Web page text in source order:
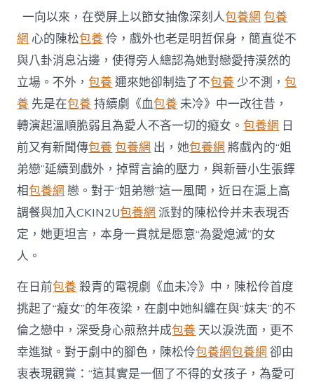
姐
弟
戀
風
聞
戲
內
戲
外
皆
“為
愛
熄
滅”〉
中
一向以來，在熒屏上以節女抽像深刻人包養網 包養
網 心的陳松包養 伶，戲外也老是明哲保身，簡直從不
與八卦消息沾邊，使得旁人總認為她對戀愛持漠然的
立場。不外，包養 邇來她卻制造了不包養 少不測，包
養 先是在包養 持續劇《血包養 未冷》中一改往昔，
轉演起溫順脆弱且為愛人不吝一切的癡女。包養網 日
前又有新聞傳包養 包養網 出，她包養網 將戲內的“姐
弟戀”延續到戲外，掉臂言論的壓力，與新晉小生張鐸
相包養網 戀。對于“姐弟戀”這一風聞，近日在滬上高
調餐與加入CKIN2U包養網 派對的陳松伶并未表現否
定，她更坦言，本身一貫就是愿意“為愛熄滅”的女
人。
在日前包養 殺青的電視劇《血未冷》中，陳松伶首度
挑起了“癡女”的年夜梁，在劇中她糾纏在與“妹夫”的不
倫之戀中，深受身心煎熬并成包養 天以淚洗面，更不
幸進獄。對于劇中的腳色，陳松伶包養網包養網 卻由
衷表現觀賞：“這其實是一個了不得的女孩子，為愛可